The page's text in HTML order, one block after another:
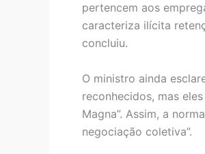
pertencem aos
caracteriza ilícita
concluiu.
O ministro ainda
reconhecidos, mas
Magna”. Assim, a
negociação coletiva”.